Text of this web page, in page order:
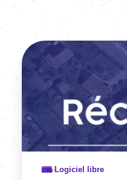
Logiciel libre
Voir l'article
Image